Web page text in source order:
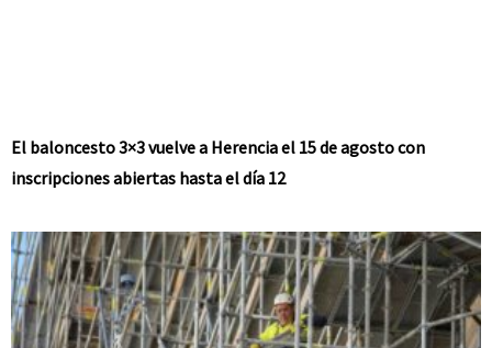
El baloncesto 3×3 vuelve a Herencia el 15 de agosto con
inscripciones abiertas hasta el día 12